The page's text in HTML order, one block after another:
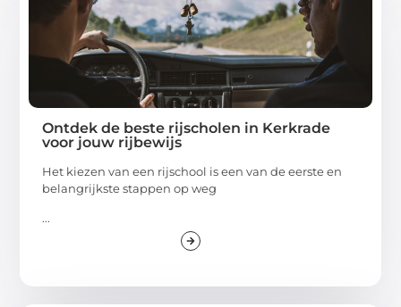
Ontdek de beste rijscholen in Kerkrade
voor jouw rijbewijs
Het kiezen van een rijschool is een van de eerste en
belangrijkste stappen op weg
...